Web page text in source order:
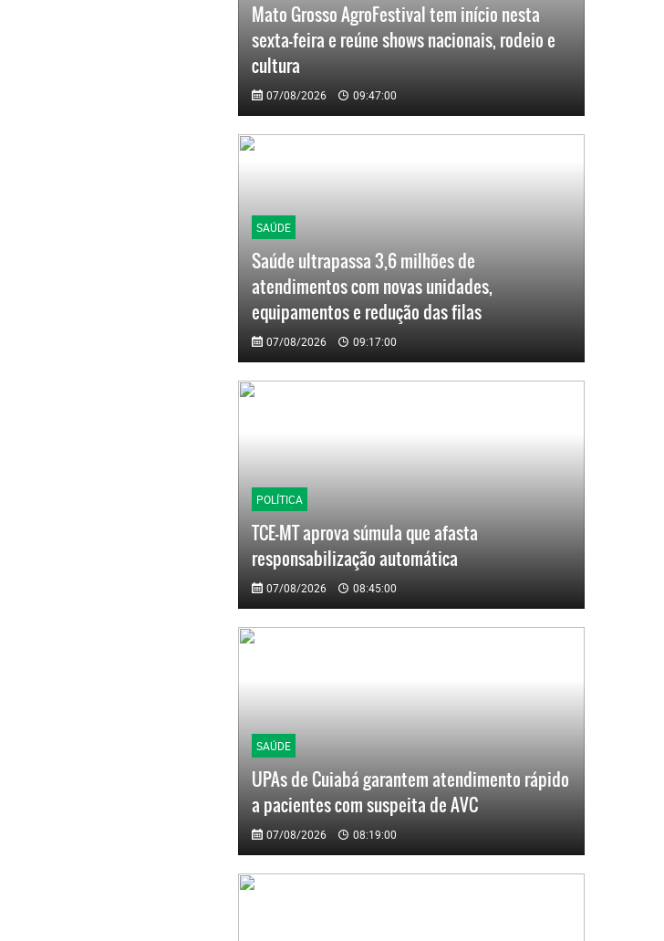
Mato Grosso AgroFestival tem início nesta
sexta-feira e reúne shows nacionais, rodeio e
cultura
07/08/2026 09:47:00
SAÚDE
Saúde ultrapassa 3,6 milhões de
atendimentos com novas unidades,
equipamentos e redução das filas
07/08/2026 09:17:00
POLÍTICA
TCE-MT aprova súmula que afasta
responsabilização automática
07/08/2026 08:45:00
SAÚDE
UPAs de Cuiabá garantem atendimento rápido
a pacientes com suspeita de AVC
07/08/2026 08:19:00